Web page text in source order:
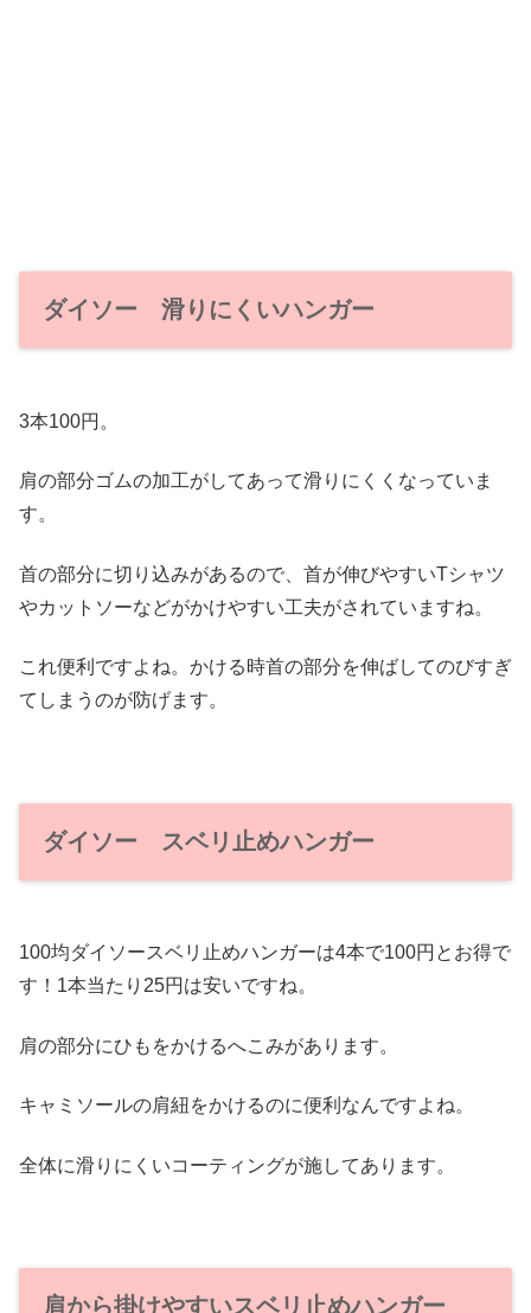
ダイソー 滑りにくいハンガー
3本100円。
肩の部分ゴムの加工がしてあって滑りにくくなっていま
す。
首の部分に切り込みがあるので、首が伸びやすいTシャツ
やカットソーなどがかけやすい工夫がされていますね。
これ便利ですよね。かける時首の部分を伸ばしてのびすぎ
てしまうのが防げます。
ダイソー スベリ止めハンガー
100均ダイソースベリ止めハンガーは4本で100円とお得で
す！1本当たり25円は安いですね。
肩の部分にひもをかけるへこみがあります。
キャミソールの肩紐をかけるのに便利なんですよね。
全体に滑りにくいコーティングが施してあります。
肩から掛けやすいスベリ止めハンガー